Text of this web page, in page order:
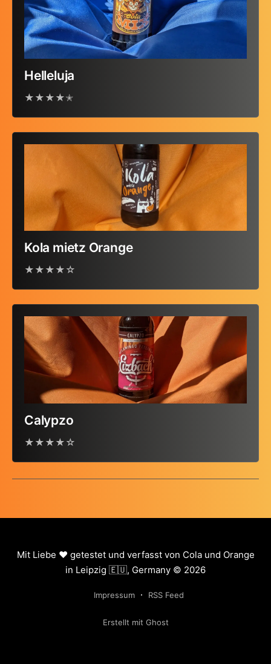
Helleluja
★★★★✭
Kola mietz Orange
★★★★☆
Calypzo
★★★★☆
Mit Liebe ❤️ getestet und verfasst von Cola und Orange
in Leipzig 🇪🇺, Germany © 2026
Impressum RSS Feed
Erstellt mit Ghost